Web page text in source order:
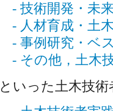
- 技術開発・未
- 人材育成・土
- 事例研究・ベ
- その他，土木
といった土木技